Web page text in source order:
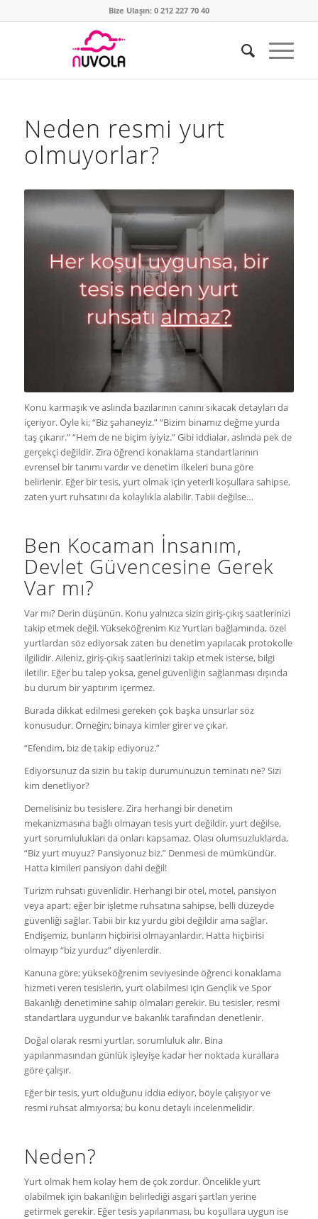
Bize Ulaşın: 0 212 227 70 40
Neden resmi yurt
olmuyorlar?
Konu karmaşık ve aslında bazılarının canını sıkacak detayları da
içeriyor. Öyle ki; “Biz şahaneyiz.” “Bizim binamız değme yurda
taş çıkarır.” “Hem de ne biçim iyiyiz.” Gibi iddialar, aslında pek de
gerçekçi değildir. Zira öğrenci konaklama standartlarının
evrensel bir tanımı vardır ve denetim ilkeleri buna göre
belirlenir. Eğer bir tesis, yurt olmak için yeterli koşullara sahipse,
zaten yurt ruhsatını da kolaylıkla alabilir. Tabii değilse…
Ben Kocaman İnsanım,
Devlet Güvencesine Gerek
Var mı?
Var mı? Derin düşünün. Konu yalnızca sizin giriş-çıkış saatlerinizi
takip etmek değil. Yükseköğrenim Kız Yurtları bağlamında, özel
yurtlardan söz ediyorsak zaten bu denetim yapılacak protokolle
ilgilidir. Aileniz, giriş-çıkış saatlerinizi takip etmek isterse, bilgi
iletilir. Eğer bu talep yoksa, genel güvenliğin sağlanması dışında
bu durum bir yaptırım içermez.
Burada dikkat edilmesi gereken çok başka unsurlar söz
konusudur. Örneğin; binaya kimler girer ve çıkar.
“Efendim, biz de takip ediyoruz.”
Ediyorsunuz da sizin bu takip durumunuzun teminatı ne? Sizi
kim denetliyor?
Demelisiniz bu tesislere. Zira herhangi bir denetim
mekanizmasına bağlı olmayan tesis yurt değildir, yurt değilse,
yurt sorumlulukları da onları kapsamaz. Olası olumsuzluklarda,
“Biz yurt muyuz? Pansiyonuz biz.” Denmesi de mümkündür.
Hatta kimileri pansiyon dahi değil!
Turizm ruhsatı güvenlidir. Herhangi bir otel, motel, pansiyon
veya apart; eğer bir işletme ruhsatına sahipse, belli düzeyde
güvenliği sağlar. Tabii bir kız yurdu gibi değildir ama sağlar.
Endişemiz, bunların hiçbirisi olmayanlardır. Hatta hiçbirisi
olmayıp “biz yurduz” diyenlerdir.
Kanuna göre; yükseköğrenim seviyesinde öğrenci konaklama
hizmeti veren tesislerin, yurt olabilmesi için Gençlik ve Spor
Bakanlığı denetimine sahip olmaları gerekir. Bu tesisler, resmi
standartlara uygundur ve bakanlık tarafından denetlenir.
Doğal olarak resmi yurtlar, sorumluluk alır. Bina
yapılanmasından günlük işleyişe kadar her noktada kurallara
göre çalışır.
Eğer bir tesis, yurt olduğunu iddia ediyor, böyle çalışıyor ve
resmi ruhsat almıyorsa; bu konu detaylı incelenmelidir.
Neden?
Yurt olmak hem kolay hem de çok zordur. Öncelikle yurt
olabilmek için bakanlığın belirlediği asgari şartları yerine
getirmek gerekir. Eğer tesis yapılanması, bu koşullara uygun ise